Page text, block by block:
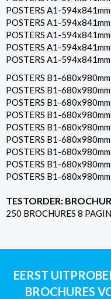
POSTERS A1-
POSTERS A1-
POSTERS A1-
POSTERS A1-
POSTERS A1-
POSTERS B1-
POSTERS B1-
POSTERS B1-
POSTERS B1-
POSTERS B1-
POSTERS B1-
POSTERS B1-
POSTERS B1-
POSTERS B1-
TESTORDER:
250 BROCHURES 8
EERST
BROCHURES